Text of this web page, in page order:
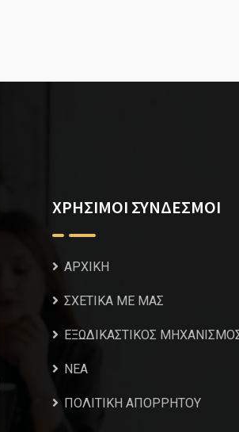
ΧΡΗΣΙΜΟΙ ΣΥΝΔΕΣΜΟΙ
ΑΡΧΙΚΗ
ΣΧΕΤΙΚΑ ΜΕ ΜΑΣ
ΕΞΩΔΙΚΑΣΤΙΚΟΣ
NEA
ΠΟΛΙΤΙΚΗ ΑΠΟΡΡΗΤΟΥ